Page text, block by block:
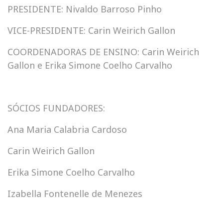
PRESIDENTE: Nivaldo Barroso Pinho
VICE-PRESIDENTE: Carin Weirich Gallon
COORDENADORAS DE ENSINO: Carin Weirich
Gallon e Erika Simone Coelho Carvalho
SÓCIOS FUNDADORES:
Ana Maria Calabria Cardoso
Carin Weirich Gallon
Erika Simone Coelho Carvalho
Izabella Fontenelle de Menezes